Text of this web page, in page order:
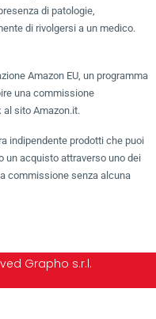
di patologie,
di rivolgersi a un medico.
Amazon EU, un programma
una commissione
sito Amazon.it.
indipendente prodotti che puoi
un acquisto attraverso uno dei
commissione senza alcuna
Grapho s.r.l.